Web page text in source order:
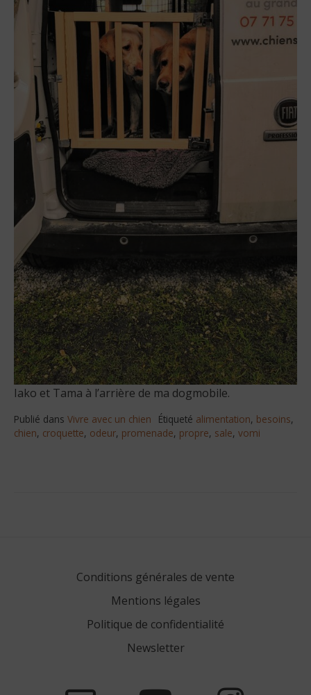
Iako et Tama à l’arrière de ma dogmobile.
Publié dans Vivre avec un chien Étiqueté alimentation, besoins,
chien, croquette, odeur, promenade, propre, sale, vomi
Conditions générales de vente
Mentions légales
Politique de confidentialité
Newsletter